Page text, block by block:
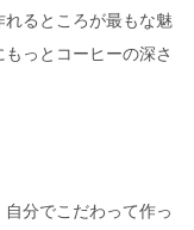
るところが最もな魅
っとコーヒーの深さ
分でこだわって作っ